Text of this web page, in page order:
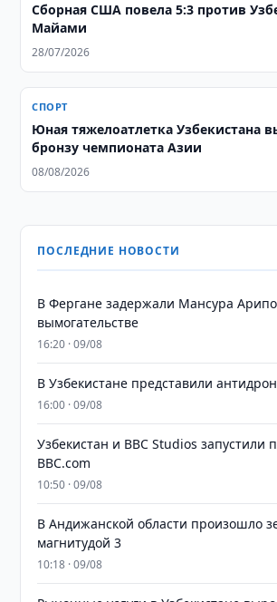
Сборная США повела 5:3 против
Майами
28/07/2026
СПОРТ
Юная тяжелоатлетка Узбекистана
бронзу чемпионата Азии
08/08/2026
ПОСЛЕДНИЕ НОВОСТИ
В Фергане задержали Мансура
вымогательстве
16:20 · 09/08
В Узбекистане представили
16:00 · 09/08
Узбекистан и BBC Studios запустили
BBC.com
10:50 · 09/08
В Андижанской области произошло
магнитудой 3
10:18 · 09/08